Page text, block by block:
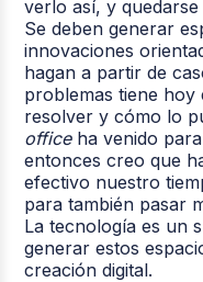
verlo así, y
Se deben generar
innovaciones
hagan a partir de
problemas tiene
resolver y cómo lo
officeha venido
entonces creo que
efectivo nuestro
para también pasar
La tecnología es un
generar estos
creación digital.